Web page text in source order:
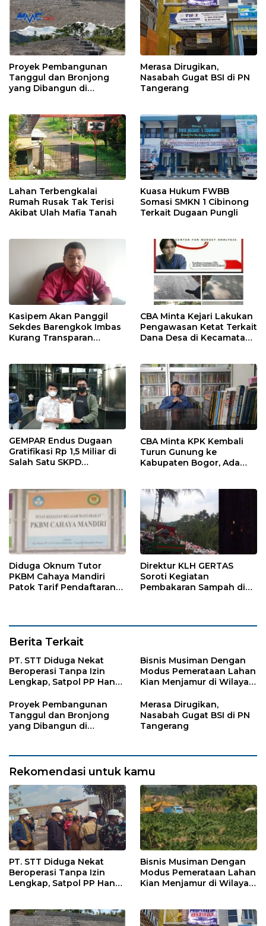
Proyek Pembangunan
Tanggul dan Bronjong
yang Dibangun di
Merasa Dirugikan,
Nasabah Gugat BSI di PN
Tangerang
Lahan Terbengkalai
Rumah Rusak Tak Terisi
Akibat Ulah Mafia Tanah
Kuasa Hukum FWBB
Somasi SMKN 1 Cibinong
Terkait Dugaan Pungli
Kasipem Akan Panggil
Sekdes Barengkok Imbas
Kurang Transparan
CBA Minta Kejari Lakukan
Pengawasan Ketat Terkait
Dana Desa di Kecamatan
GEMPAR Endus Dugaan
Gratifikasi Rp 1,5 Miliar di
Salah Satu SKPD
CBA Minta KPK Kembali
Turun Gunung ke
Kabupaten Bogor, Ada
Diduga Oknum Tutor
PKBM Cahaya Mandiri
Patok Tarif Pendaftaran
Direktur KLH GERTAS
Soroti Kegiatan
Pembakaran Sampah di
Berita Terkait
PT. STT Diduga Nekat
Beroperasi Tanpa Izin
Lengkap, Satpol PP Hanya
Bisnis Musiman Dengan
Modus Pemerataan Lahan
Kian Menjamur di Wilayah
Proyek Pembangunan
Tanggul dan Bronjong
yang Dibangun di
Merasa Dirugikan,
Nasabah Gugat BSI di PN
Tangerang
Rekomendasi untuk kamu
PT. STT Diduga Nekat
Beroperasi Tanpa Izin
Lengkap, Satpol PP Hanya
Bisnis Musiman Dengan
Modus Pemerataan Lahan
Kian Menjamur di Wilayah